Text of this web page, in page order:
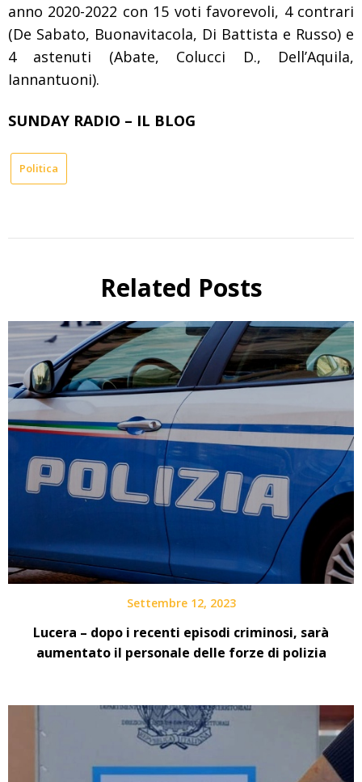
anno 2020-2022 con 15 voti favorevoli, 4 contrari
(De Sabato, Buonavitacola, Di Battista e Russo) e
4 astenuti (Abate, Colucci D., Dell’Aquila,
Iannantuoni).
SUNDAY RADIO – IL BLOG
Politica
Related Posts
Settembre 12, 2023
Lucera – dopo i recenti episodi criminosi, sarà
aumentato il personale delle forze di polizia